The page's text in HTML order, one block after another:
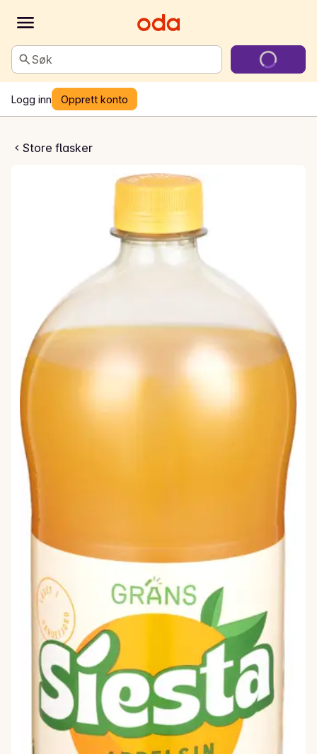
Søk
Logg inn Opprett konto
Store flasker
X